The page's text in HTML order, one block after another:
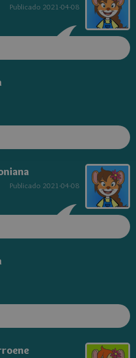
Publicado 2021-04-08
Publicado 2021-04-08